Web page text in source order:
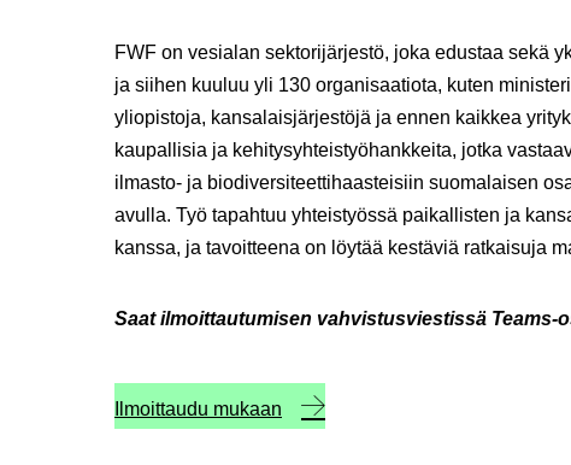
FWF on vesialan sektorijärjestö, joka edustaa sekä
ja siihen kuuluu yli 130 organisaatiota, kuten
yliopistoja, kansalaisjärjestöjä ja ennen kaikkea
kaupallisia ja kehitysyhteistyöhankkeita, jotka
ilmasto- ja biodiversiteettihaasteisiin suomalaisen
avulla. Työ tapahtuu yhteistyössä paikallisten ja
kanssa, ja tavoitteena on löytää kestäviä ratkaisuja
Saat ilmoittautumisen vahvistusviestissä Teams-
Ilmoittaudu mukaan